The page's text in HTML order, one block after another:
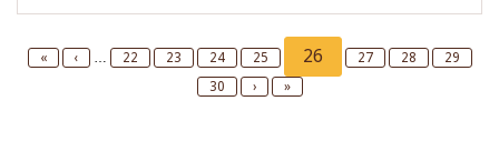
First
«
Previous
‹ … Page
22 Page
23 Page
24 Page
25
Current
page
26 Page
27 Page
28 Page
29
Page
30
Next
›
Last
»